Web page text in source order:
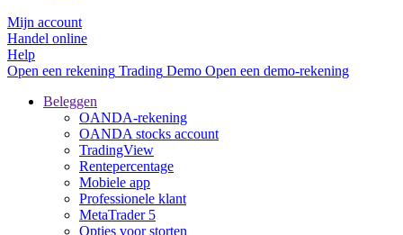
Mijn account
Handel online
Help
Open een rekening Trading Demo Open een demo-rekening
Beleggen
OANDA-rekening
OANDA stocks account
TradingView
Rentepercentage
Mobiele app
Professionele klant
MetaTrader 5
Opties voor storten